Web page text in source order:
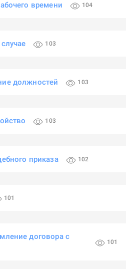
времени 104
103
должностей 103
103
приказа 102
101
договора с
101